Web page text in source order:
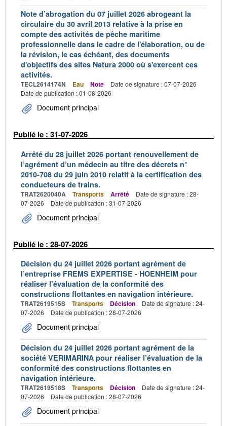
Note d’abrogation du 07 juillet 2026 abrogeant la
circulaire du 30 avril 2013 relative à la prise en
compte des activités de pêche maritime
professionnelle dans le cadre de l'élaboration, ou de
la révision, le cas échéant, des documents
d'objectifs des sites Natura 2000 où s'exercent ces
activités.
TECL2614174N Eau Note
Date de signature : 07-07-2026
Date de publication : 01-08-2026
Document principal
Publié le : 31-07-2026
Arrêté du 28 juillet 2026 portant renouvellement de
l’agrément d’un médecin au titre des décrets n°
2010-708 du 29 juin 2010 relatif à la certification des
conducteurs de trains.
TRAT2620040A Transports Arrêté
Date de signature : 28-
07-2026
Date de publication : 31-07-2026
Document principal
Publié le : 28-07-2026
Décision du 24 juillet 2026 portant agrément de
l’entreprise FREMS EXPERTISE - HOENHEIM pour
réaliser l’évaluation de la conformité des
constructions flottantes en navigation intérieure.
TRAT2619515S Transports Décision
Date de signature : 24-
07-2026
Date de publication : 28-07-2026
Document principal
Décision du 24 juillet 2026 portant agrément de la
société VERIMARINA pour réaliser l’évaluation de la
conformité des constructions flottantes en
navigation intérieure.
TRAT2619518S Transports Décision
Date de signature : 24-
07-2026
Date de publication : 28-07-2026
Document principal